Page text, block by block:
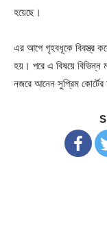
হয়েছে।
এর আগে গৃহবধূকে বিবস্ত্র
হয়। পরে এ বিষয়ে বিভিন্ন
নজরে আনেন সুপ্রিম